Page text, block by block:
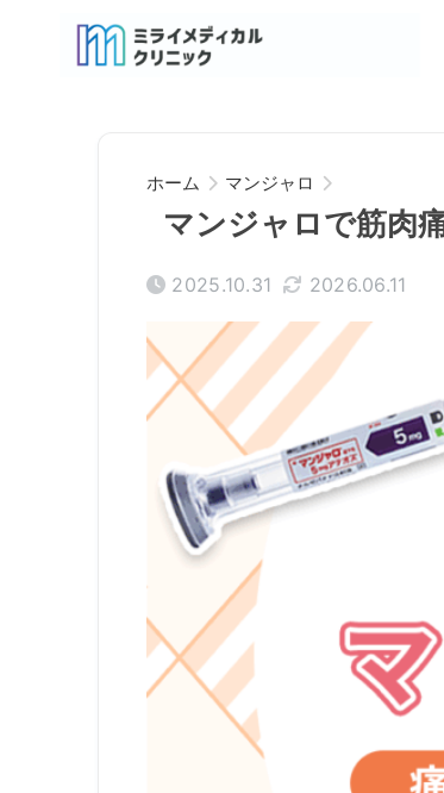
ホーム マンジャロ
マンジャロで筋肉
2025.10.31 2026.06.11